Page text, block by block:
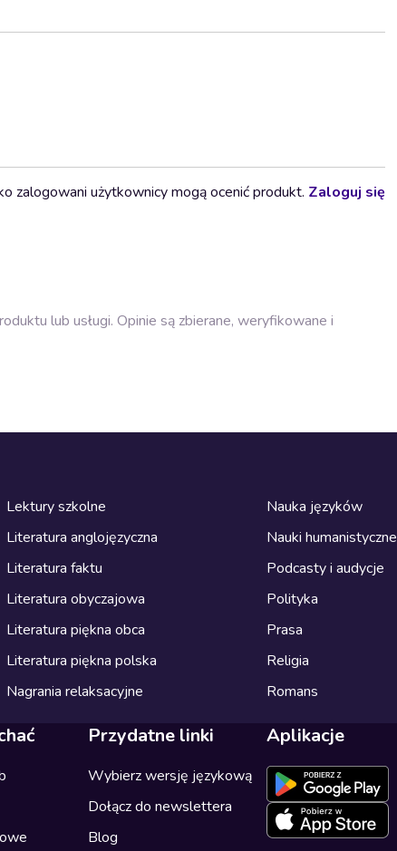
zalogowani użytkownicy mogą ocenić produkt. Zaloguj się
lub usługi. Opinie są zbierane, weryfikowane i
Lektury szkolne
Literatura anglojęzyczna
Literatura faktu
Literatura obyczajowa
Literatura piękna obca
Literatura piękna polska
Nagrania relaksacyjne
Nauka języków
Nauki humanistyczne
Podcasty i audycje
Polityka
Prasa
Religia
Romans
Przydatne linki
Wybierz wersję językową
Dołącz do newslettera
Blog
Aplikacje